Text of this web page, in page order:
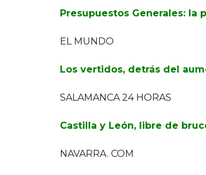
Presupuestos Generales: la
EL MUNDO
Los vertidos, detrás del
SALAMANCA 24 HORAS
Castilla y León, libre de
NAVARRA. COM